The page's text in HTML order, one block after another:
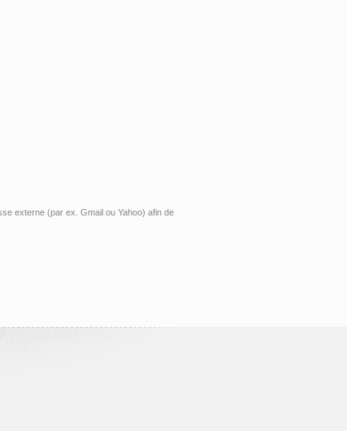
externe (par ex. Gmail ou Yahoo) afin de